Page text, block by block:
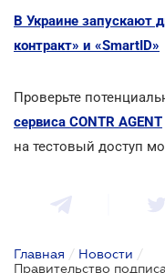
В Украине запускают
контракт» и «SmartID»
Проверьте
сервиса CONTR AGENT
на тестовый доступ
Главная / Новости /